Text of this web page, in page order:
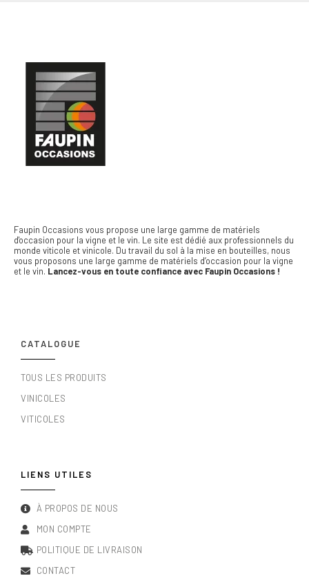
Faupin Occasions vous propose une large gamme de matériels
d'occasion pour la vigne et le vin. Le site est dédié aux professionnels du
monde viticole et vinicole. Du travail du sol à la mise en bouteilles, nous
vous proposons une large gamme de matériels d’occasion pour la vigne
et le vin. Lancez-vous en toute confiance avec Faupin Occasions !
CATALOGUE
TOUS LES PRODUITS
VINICOLES
VITICOLES
LIENS UTILES
À PROPOS DE NOUS
MON COMPTE
POLITIQUE DE LIVRAISON
CONTACT